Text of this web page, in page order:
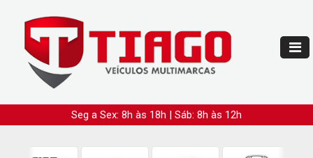
Seg a Sex: 8h às 18h | Sáb: 8h às 12h